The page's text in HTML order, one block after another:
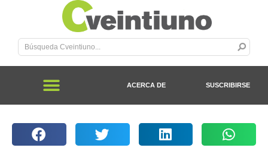
ACERCA DE SUSCRIBIRSE